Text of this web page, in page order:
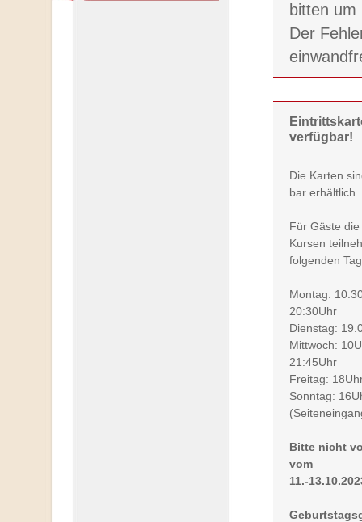
bitten um
Der
verfügbar!
Die Karten
bar erhältlich.
Für Gäste
Kursen
folgenden
Montag:
20:30Uhr
Dienstag:
Mittwoch:
21:45Uhr
Freitag:
Sonntag:
Bitte nicht
vom
11.-